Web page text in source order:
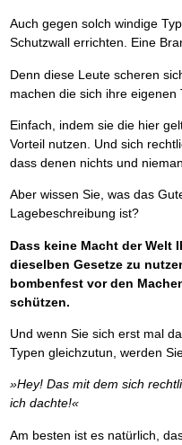
Auch gegen solch windige
Schutzwall errichten. Eine
Denn diese Leute scheren
machen die sich ihre eigenen
Einfach, indem sie die hier
Vorteil nutzen. Und sich
dass denen nichts und
Aber wissen Sie, was das
Lagebeschreibung ist?
Dass keine Macht der Welt
dieselben Gesetze zu
bombenfest vor den
schützen.
Und wenn Sie sich erst mal
Typen gleichzutun, werden
»Hey! Das mit dem sich
ich dachte!«
Am besten ist es natürlich,